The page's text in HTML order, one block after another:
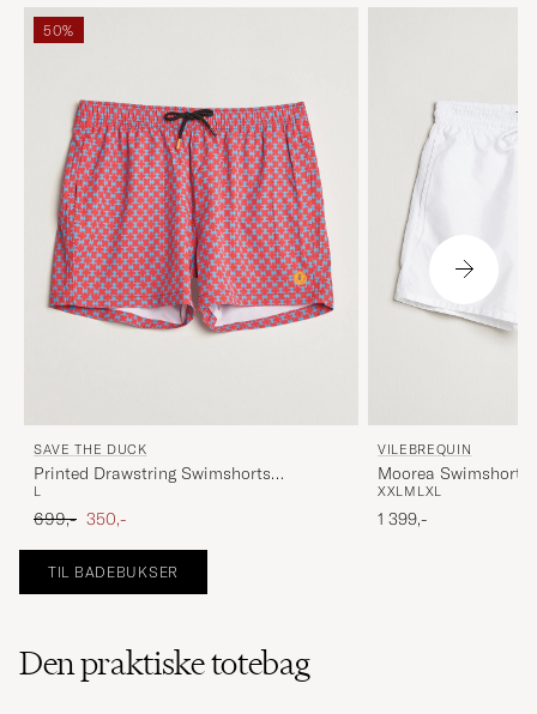
50%
SAVE THE DUCK
Printed Drawstring Swimshorts
Geometrical Flowers
L
Ordinary pris
699,- Nedsat pris
350,-
VILEBREQUIN
Moorea Swimshorts
XXLM LXL
1 399,-
TIL BADEBUKSER
Den praktiske totebag